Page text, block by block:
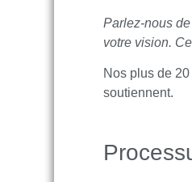
Parlez-nous
votre vision.
Nos plus de
soutiennent.